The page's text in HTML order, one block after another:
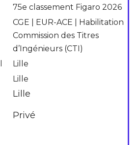
75e classement Figaro 2026
CGE | EUR-ACE | Habilitation
Commission des Titres
d’Ingénieurs (CTI)
Lille
Lille
Lille
Privé